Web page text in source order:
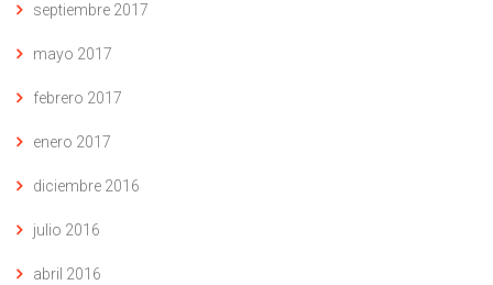
septiembre 2017
mayo 2017
febrero 2017
enero 2017
diciembre 2016
julio 2016
abril 2016